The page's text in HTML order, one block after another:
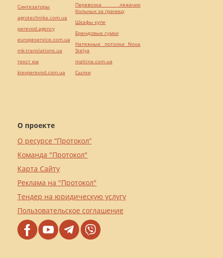
О проекте
О ресурсе “Протокол”
Команда "Протокол"
Карта Сайту
Реклама на "Протокол"
Тендер на юридическую услугу
Пользовательское соглашение
Синтезаторы
agrotechnika.com.ua
perevod.agency
europeservice.com.ua
mk-translations.ua
текст юа
kievperevod.com.ua
Перевозка лежачих
больных за границу
Шкафы купе
Брендовые сумки
Натяжные потолки Nova
Stelya
maltina.com.ua
Cылки